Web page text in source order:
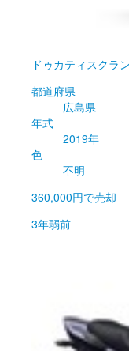
ドゥカティ スクラ
都道府県
広島県
年式
2019年
色
不明
360,000円で売却
3年弱前